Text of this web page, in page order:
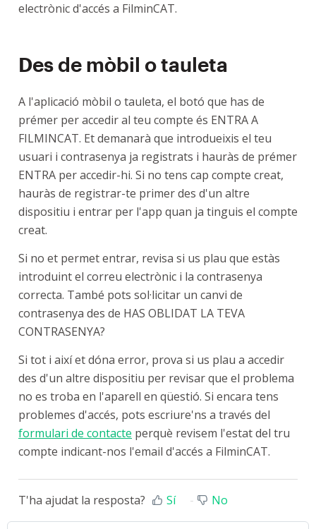
electrònic d'accés a FilminCAT.
Des de mòbil o tauleta
A l'aplicació mòbil o tauleta, el botó que has de
prémer per accedir al teu compte és ENTRA A
FILMINCAT. Et demanarà que introdueixis el teu
usuari i contrasenya ja registrats i hauràs de prémer
ENTRA per accedir-hi. Si no tens cap compte creat,
hauràs de registrar-te primer des d'un altre
dispositiu i entrar per l'app quan ja tinguis el compte
creat.
Si no et permet entrar, revisa si us plau que estàs
introduint el correu electrònic i la contrasenya
correcta. També pots sol·licitar un canvi de
contrasenya des de HAS OBLIDAT LA TEVA
CONTRASENYA?
Si tot i així et dóna error, prova si us plau a accedir
des d'un altre dispositiu per revisar que el problema
no es troba en l'aparell en qüestió. Si encara tens
problemes d'accés, pots escriure'ns a través del
formulari de contacte perquè revisem l'estat del tru
compte indicant-nos l'email d'accés a FilminCAT.
T'ha ajudat la resposta? Sí No